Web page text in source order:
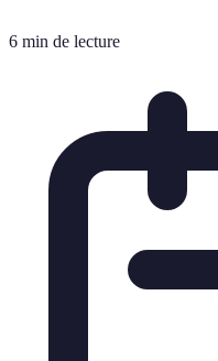
6 min de lecture